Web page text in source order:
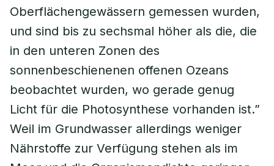
Oberflächengewässern gemessen wurden,
und sind bis zu sechsmal höher als die, die
in den unteren Zonen des
sonnenbeschienenen offenen Ozeans
beobachtet wurden, wo gerade genug
Licht für die Photosynthese vorhanden ist.”
Weil im Grundwasser allerdings weniger
Nährstoffe zur Verfügung stehen als im